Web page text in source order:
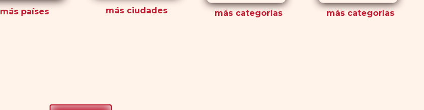
más países más ciudades más categorías más categorías